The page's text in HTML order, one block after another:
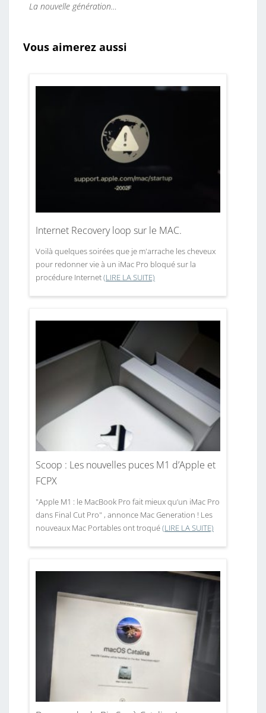
La nouvelle génération…
Vous aimerez aussi
Internet Recovery loop sur le MAC.
Voilà quelques soirées que je m'arrache les cheveux
pour redonner vie à un iMac Pro bloqué sur la
procédure Internet(LIRE LA SUITE)
Scoop : Les nouvelles puces M1 d’Apple et
FCPX
"Apple M1 : le MacBook Pro fait mieux qu’un iMac Pro
dans Final Cut Pro" , annonce Mac Generation ! Les
nouveaux Mac Portables ont troqué(LIRE LA SUITE)